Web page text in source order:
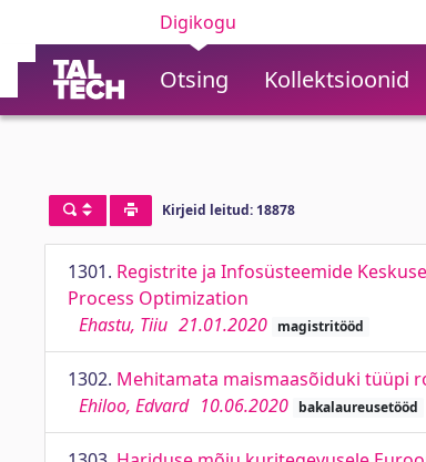
Digikogu
Otsing Kollektsioonid
Kirjeid leitud: 18878
1301. Registrite ja Infosüsteemide
Process Optimization
Ehastu, Tiiu 21.01.2020 magistritööd
1302. Mehitamata maismaasõiduki tüüpi
Ehiloo, Edvard 10.06.2020 bakalaureusetööd